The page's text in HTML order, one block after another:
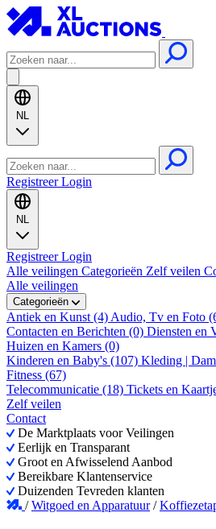
NL
RegistreerLogin
NL
RegistreerLogin
Alle veilingen Categorieën Zelf veilen
Alle veilingen
Categorieën
Antiek en Kunst (4) Audio, Tv en Foto
Contacten en Berichten (0) Diensten en
Huizen en Kamers (0)
Kinderen en Baby's (107) Kleding |
Fitness (67)
Telecommunicatie (18) Tickets en
Zelf veilen
Contact
De Marktplaats voor Veilingen
Eerlijk en Transparant
Groot en Afwisselend Aanbod
Bereikbare Klantenservice
Duizenden Tevreden klanten
/Witgoed en Apparatuur /